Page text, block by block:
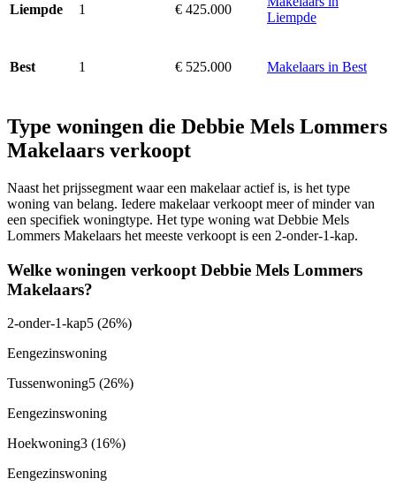
Liempde 1 € 425.000
Liempde
Best 1 € 525.000 Makelaars in Best
Type woningen die Debbie Mels Lommers
Makelaars verkoopt
Naast het prijssegment waar een makelaar actief is, is het type
woning van belang. Iedere makelaar verkoopt meer of minder van
een specifiek woningtype. Het type woning wat Debbie Mels
Lommers Makelaars het meeste verkoopt is een 2-onder-1-kap.
Welke woningen verkoopt Debbie Mels Lommers
Makelaars?
2-onder-1-kap5 (26%)
Eengezinswoning
Tussenwoning5 (26%)
Eengezinswoning
Hoekwoning3 (16%)
Eengezinswoning